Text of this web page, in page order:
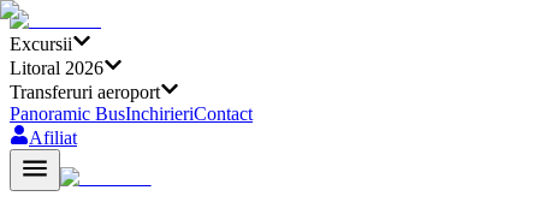
Excursii
Litoral 2026
Transferuri aeroport
Panoramic BusInchirieriContact
Afiliat